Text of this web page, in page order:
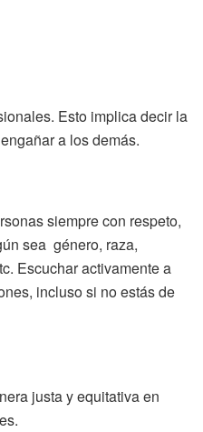
Esto implica decir la
a los demás.
siempre con respeto,
sea género, raza,
Escuchar activamente a
incluso si no estás de
justa y equitativa en